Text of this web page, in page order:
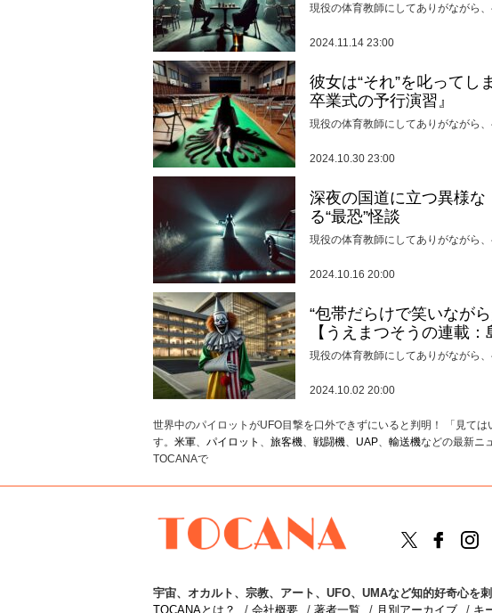
現役の体育教師にしてありがながら
2024.11.14 23:00
彼女は“それ”を叱って
卒業式の予行演習』
現役の体育教師にしてありがながら
2024.10.30 23:00
深夜の国道に立つ異様
る“最恐”怪談
現役の体育教師にしてありがながら
2024.10.16 20:00
“包帯だらけで笑いなが
【うえまつそうの連載：
現役の体育教師にしてありがながら
2024.10.02 20:00
世界中のパイロットがUFO目撃を口外できずにいると判明！ 「見て
す。 米軍、 パイロット 、 旅客機、 戦闘機、 UAP、 輸送機などの最新ニ
TOCANAで
宇宙、 オカルト 、 宗教、 アート 、 UFO、 UMAなど知的好奇心を
TOCANAとは？
会社概要 著者一覧 月別アーカイブ キ